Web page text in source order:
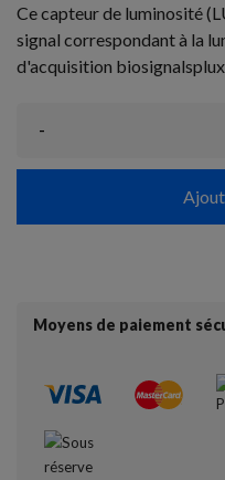
Ce capteur de luminosité
signal correspondant à la
d'acquisition biosignalsplux.
-
Moyens de paiement